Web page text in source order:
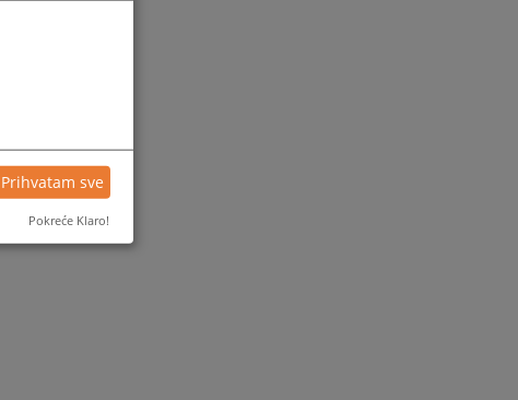
Prihvatam sve
Pokreće Klaro!